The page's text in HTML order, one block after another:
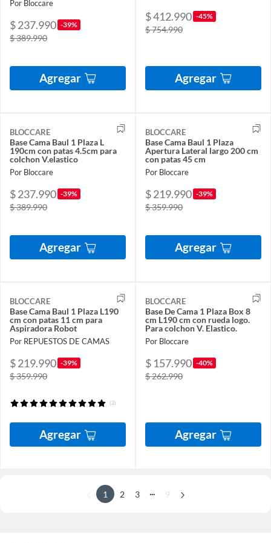
Por Bloccare
$ 237.990 -39%
$ 389.990
Agregar
$ 412.990 -45%
$ 754.990
Agregar
BLOCCARE
Base Cama Baul 1 Plaza L
190cm con patas 4.5cm para
colchon V.elastico
Por Bloccare
$ 237.990 -39%
$ 389.990
Agregar
BLOCCARE
Base Cama Baul 1 Plaza
Apertura Lateral largo 200 cm
con patas 45 cm
Por Bloccare
$ 219.990 -39%
$ 359.990
Agregar
BLOCCARE
Base Cama Baul 1 Plaza L190
cm con patas 11 cm para
Aspiradora Robot
Por REPUESTOS DE CAMAS
$ 219.990 -39%
$ 359.990
(2)
Agregar
BLOCCARE
Base De Cama 1 Plaza Box 8
cm L190 cm con rueda logo.
Para colchon V. Elastico.
Por Bloccare
$ 157.990 -40%
$ 262.990
Agregar
1 2 3 9